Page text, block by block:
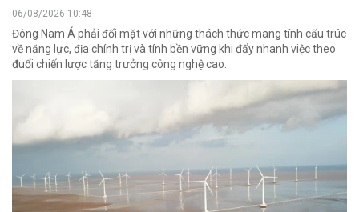
06/08/2026 10:48
Đông Nam Á phải đối mặt với những thách thức mang tính cấu trúc
về năng lực, địa chính trị và tính bền vững khi đẩy nhanh việc theo
đuổi chiến lược tăng trưởng công nghệ cao.